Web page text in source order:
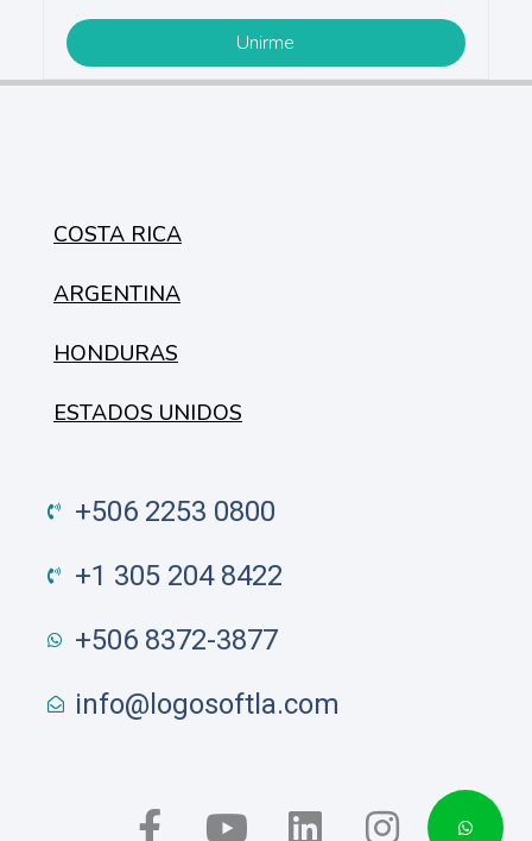
COSTA RICA
ARGENTINA
HONDURAS
ESTADOS UNIDOS
+506 2253 0800
+1 305 204 8422
+506 8372-3877
info@logosoftla.com